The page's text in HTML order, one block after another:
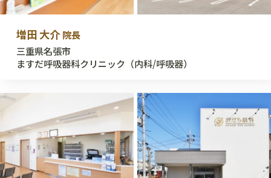
増田 大介 院長
三重県名張市
ますだ呼吸器科クリニック（内科/呼吸器）